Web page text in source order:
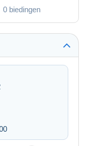
0 biedingen